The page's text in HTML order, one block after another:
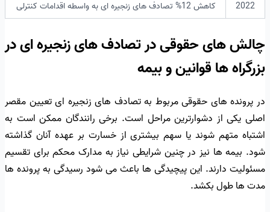
2022 کاهش 12% تصادف های زنجیره ای به واسطه اقدامات کنترلی
چالش های حقوقی در تصادف های زنجیره ای در
بزرگراه ها قوانین و بیمه
در پرونده های حقوقی مربوط به تصادف های زنجیره ای تعیین مقصر
اصلی یکی از دشوارترین مراحل است. برخی رانندگان ممکن است به
اشتباه متهم شوند یا سهم بیشتری از خسارت بر عهده آنان گذاشته
شود. بیمه ها نیز در چنین شرایطی نیاز به مدارک محکم برای تقسیم
مسئولیت دارند. این پیچیدگی ها باعث می شود رسیدگی به پرونده ها
مدت ها طول بکشد.